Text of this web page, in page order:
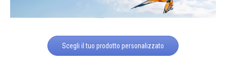
Scegli il tuo prodotto personalizzato